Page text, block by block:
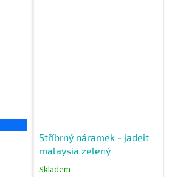
Stříbrný náramek - jadeit
malaysia zelený
Skladem